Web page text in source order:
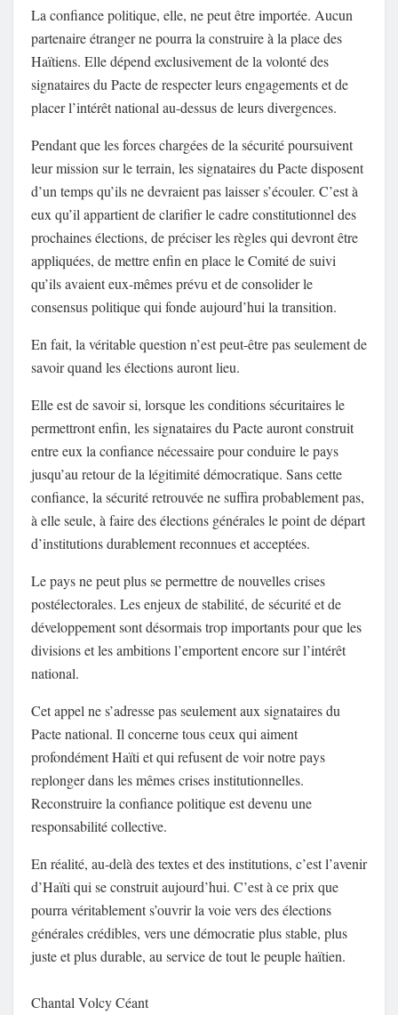
La confiance politique, elle, ne peut être importée. Aucun
partenaire étranger ne pourra la construire à la place des
Haïtiens. Elle dépend exclusivement de la volonté des
signataires du Pacte de respecter leurs engagements et de
placer l’intérêt national au-dessus de leurs divergences.
Pendant que les forces chargées de la sécurité poursuivent
leur mission sur le terrain, les signataires du Pacte disposent
d’un temps qu’ils ne devraient pas laisser s’écouler. C’est à
eux qu’il appartient de clarifier le cadre constitutionnel des
prochaines élections, de préciser les règles qui devront être
appliquées, de mettre enfin en place le Comité de suivi
qu’ils avaient eux-mêmes prévu et de consolider le
consensus politique qui fonde aujourd’hui la transition.
En fait, la véritable question n’est peut-être pas seulement de
savoir quand les élections auront lieu.
Elle est de savoir si, lorsque les conditions sécuritaires le
permettront enfin, les signataires du Pacte auront construit
entre eux la confiance nécessaire pour conduire le pays
jusqu’au retour de la légitimité démocratique. Sans cette
confiance, la sécurité retrouvée ne suffira probablement pas,
à elle seule, à faire des élections générales le point de départ
d’institutions durablement reconnues et acceptées.
Le pays ne peut plus se permettre de nouvelles crises
postélectorales. Les enjeux de stabilité, de sécurité et de
développement sont désormais trop importants pour que les
divisions et les ambitions l’emportent encore sur l’intérêt
national.
Cet appel ne s’adresse pas seulement aux signataires du
Pacte national. Il concerne tous ceux qui aiment
profondément Haïti et qui refusent de voir notre pays
replonger dans les mêmes crises institutionnelles.
Reconstruire la confiance politique est devenu une
responsabilité collective.
En réalité, au-delà des textes et des institutions, c’est l’avenir
d’Haïti qui se construit aujourd’hui. C’est à ce prix que
pourra véritablement s’ouvrir la voie vers des élections
générales crédibles, vers une démocratie plus stable, plus
juste et plus durable, au service de tout le peuple haïtien.
Chantal Volcy Céant